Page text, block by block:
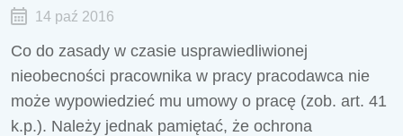
14 paź 2016
Co do zasady w czasie usprawiedliwionej
nieobecności pracownika w pracy pracodawca nie
może wypowiedzieć mu umowy o pracę (zob. art. 41
k.p.). Należy jednak pamiętać, że ochrona